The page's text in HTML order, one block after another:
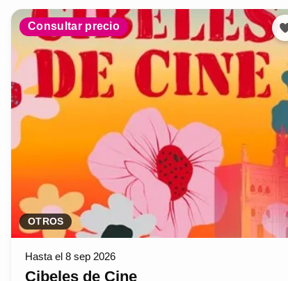
Consultar precio
OTROS
Hasta el 8 sep 2026
Cibeles de Cine